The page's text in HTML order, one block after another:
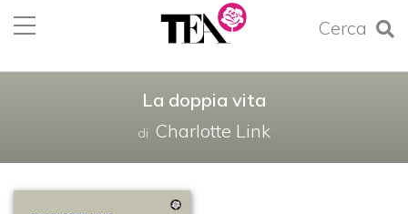
Cerca
contenuti.
|
La doppia vita
di Charlotte Link